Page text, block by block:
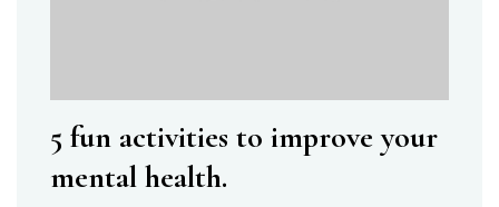
5 fun activities to improve your
mental health.